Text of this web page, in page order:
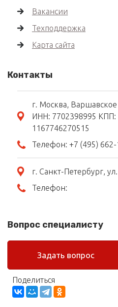
Вакансии
Техподдержка
Карта сайта
Контакты
г. Москва,
ИНН: 7702398995
1167746270515
Телефон: +7 (495)
г. Санкт-Петербург,
Телефон:
Вопрос специалисту
Задать вопрос
Поделиться